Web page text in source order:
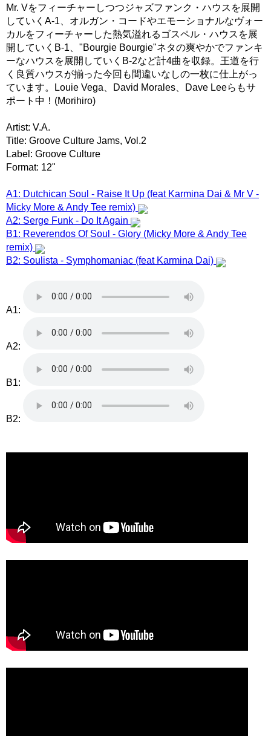
Mr. Vをフィーチャーしつつジャズファンク・ハウスを展開
していくA-1、オルガン・コードやエモーショナルなヴォー
カルをフィーチャーした熱気溢れるゴスペル・ハウスを展
開していくB-1、"Bourgie Bourgie"ネタの爽やかでファンキ
ーなハウスを展開していくB-2など計4曲を収録。王道を行
く良質ハウスが揃った今回も間違いなしの一枚に仕上がっ
ています。Louie Vega、David Morales、Dave Leeらもサ
ポート中！(Morihiro)
Artist: V.A.
Title: Groove Culture Jams, Vol.2
Label: Groove Culture
Format: 12"
A1: Dutchican Soul - Raise It Up (feat Karmina Dai & Mr V -
Micky More & Andy Tee remix)
A2: Serge Funk - Do It Again
B1: Reverendos Of Soul - Glory (Micky More & Andy Tee
remix)
B2: Soulista - Symphomaniac (feat Karmina Dai)
A1:
A2:
B1:
B2: